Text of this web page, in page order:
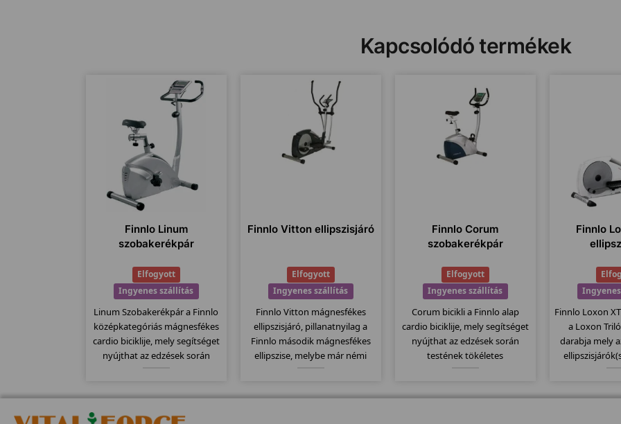
Kapcsolódó termékek
Finnlo Linum
szobakerékpár
Elfogyott
Ingyenes szállítás
Linum Szobakerékpár a Finnlo
középkategóriás mágnesfékes
cardio biciklije, mely segítséget
nyújthat az edzések során
típusnál már lényegesen
okosabb bicikliről beszélhetünk.
Finnlo Vitton ellipszisjáró
Elfogyott
Ingyenes szállítás
Finnlo Vitton mágnesfékes
ellipszisjáró, pillanatnyilag a
Finnlo második mágnesfékes
ellipszise, melybe már némi
Finum-ba. 18 kg-os lendkerékkel
Finnlo Corum
szobakerékpár
Elfogyott
Ingyenes szállítás
Corum bicikli a Finnlo alap
cardio biciklije, mely segítséget
nyújthat az edzések során
testének tökéletes
év garancia!
Finnlo
Finnlo Loxon
a Loxon
darabja mely
fokozattal és